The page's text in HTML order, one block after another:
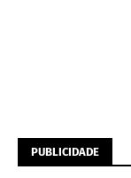
PUBLICIDADE